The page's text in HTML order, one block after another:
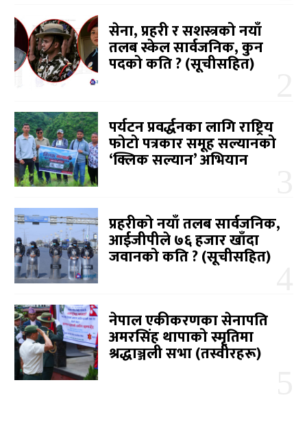
सेना, प्रहरी र सशस्त्रको नयाँ
तलब स्केल सार्वजनिक, कुन
पदको कति ? (सूचीसहित)
पर्यटन प्रवर्द्धनका लागि राष्ट्रिय
फोटो पत्रकार समूह सल्यानको
‘क्लिक सल्यान’ अभियान
प्रहरीको नयाँ तलब सार्वजनिक,
आईजीपीले ७६ हजार खाँदा
जवानको कति ? (सूचीसहित)
नेपाल एकीकरणका सेनापति
अमरसिंह थापाको स्मृतिमा
श्रद्धाञ्जली सभा (तस्वीरहरू)